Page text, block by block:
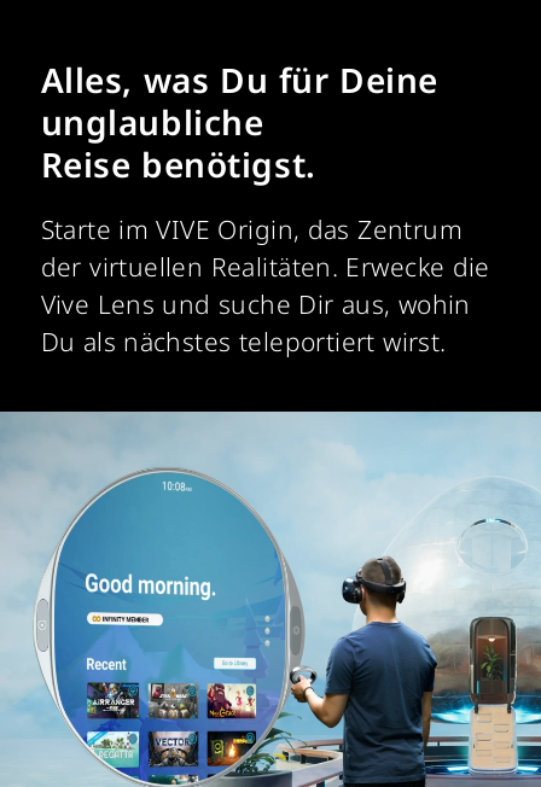
Alles, was Du für Deine
unglaubliche
Reise benötigst.
Starte im VIVE Origin, das Zentrum
der virtuellen Realitäten. Erwecke die
Vive Lens und suche Dir aus, wohin
Du als nächstes teleportiert wirst.